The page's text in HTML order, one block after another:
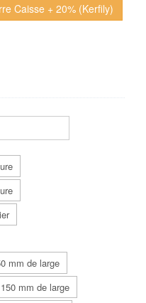
Caisse + 20% (Kerfily)
mm de large
mm de large